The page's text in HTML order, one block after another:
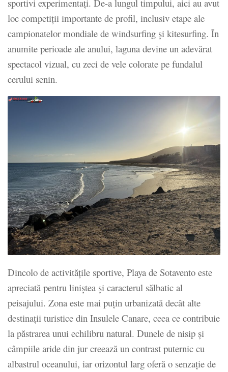
sportivi experimentați. De-a lungul timpului, aici au avut
loc competiții importante de profil, inclusiv etape ale
campionatelor mondiale de windsurfing și kitesurfing. În
anumite perioade ale anului, laguna devine un adevărat
spectacol vizual, cu zeci de vele colorate pe fundalul
cerului senin.
Dincolo de activitățile sportive, Playa de Sotavento este
apreciată pentru liniștea și caracterul sălbatic al
peisajului. Zona este mai puțin urbanizată decât alte
destinații turistice din Insulele Canare, ceea ce contribuie
la păstrarea unui echilibru natural. Dunele de nisip și
câmpiile aride din jur creează un contrast puternic cu
albastrul oceanului, iar orizontul larg oferă o senzație de